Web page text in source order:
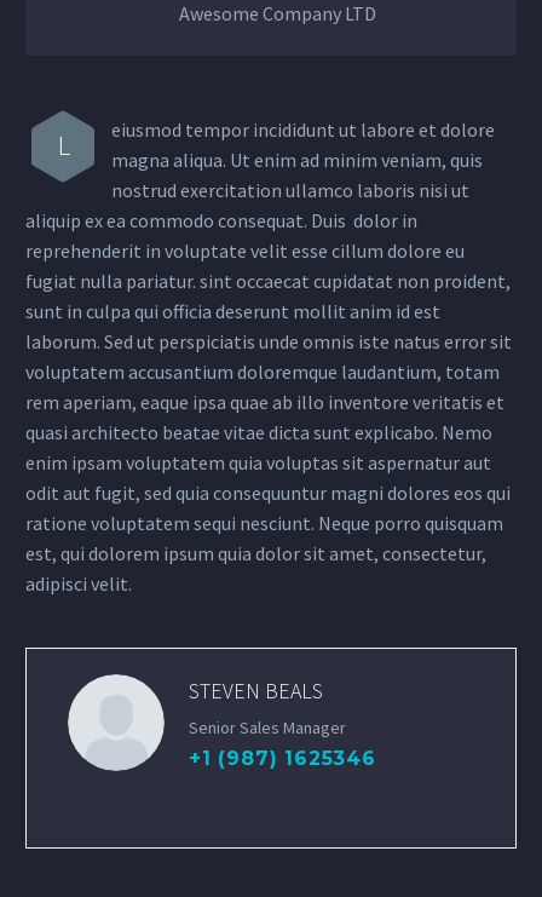
Awesome Company LTD
L
eiusmod tempor incididunt ut labore et dolore
magna aliqua. Ut enim ad minim veniam, quis
nostrud exercitation ullamco laboris nisi ut
aliquip ex ea commodo consequat. Duis dolor in
reprehenderit in voluptate velit esse cillum dolore eu
fugiat nulla pariatur. sint occaecat cupidatat non proident,
sunt in culpa qui officia deserunt mollit anim id est
laborum. Sed ut perspiciatis unde omnis iste natus error sit
voluptatem accusantium doloremque laudantium, totam
rem aperiam, eaque ipsa quae ab illo inventore veritatis et
quasi architecto beatae vitae dicta sunt explicabo. Nemo
enim ipsam voluptatem quia voluptas sit aspernatur aut
odit aut fugit, sed quia consequuntur magni dolores eos qui
ratione voluptatem sequi nesciunt. Neque porro quisquam
est, qui dolorem ipsum quia dolor sit amet, consectetur,
adipisci velit.
STEVEN BEALS
Senior Sales Manager
+1 (987) 1625346